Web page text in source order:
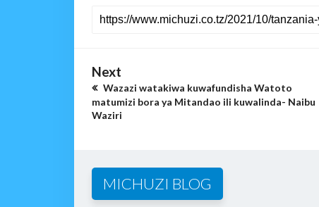
Next
Wazazi watakiwa kuwafundisha Watoto
matumizi bora ya Mitandao ili kuwalinda- Naibu
Waziri
MICHUZI BLOG